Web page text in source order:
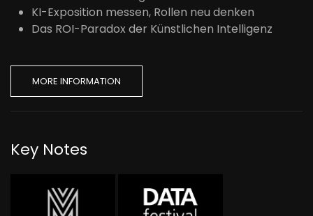
KI-Exposition messen, Rollen neu denken
Das ROI-Paradox der Künstlichen Intelligenz
MORE INFORMATION
Key Notes